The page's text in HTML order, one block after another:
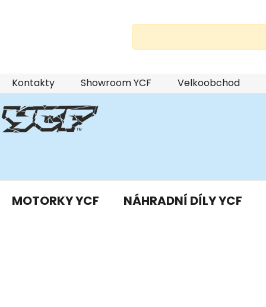
Přejít
na
obsah
Kontakty Showroom YCF Velkoobchod
MOTORKY YCF NÁHRADNÍ DÍLY YCF